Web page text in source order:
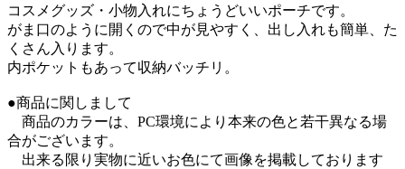
コスメグッズ・小物入れにちょうどいいポーチです。
がま口のように開くので中が見やすく、出し入れも簡単、た
くさん入ります。
内ポケットもあって収納バッチリ。
●商品に関しまして
商品のカラーは、PC環境により本来の色と若干異なる場
合がございます。
出来る限り実物に近いお色にて画像を掲載しております